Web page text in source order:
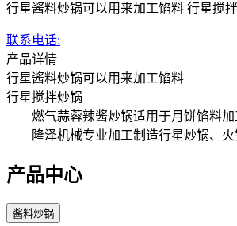
行星酱料炒锅可以用来加工馅料 行星搅
联系电话:
产品详情
行星酱料炒锅可以用来加工馅料
行星搅拌炒锅
燃气蒜蓉辣酱炒锅适用于月饼馅料加
隆泽机械专业加工制造行星炒锅、火
产品中心
酱料炒锅